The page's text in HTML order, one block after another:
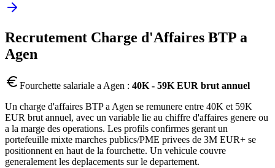
Recrutement Charge d'Affaires BTP a
Agen
Fourchette salariale aAgen : 40K - 59K EUR brut annuel
Un charge d'affaires BTP a Agen se remunere entre 40K et 59K
EUR brut annuel, avec un variable lie au chiffre d'affaires genere ou
a la marge des operations. Les profils confirmes gerant un
portefeuille mixte marches publics/PME privees de 3M EUR+ se
positionnent en haut de la fourchette. Un vehicule couvre
generalement les deplacements sur le departement.